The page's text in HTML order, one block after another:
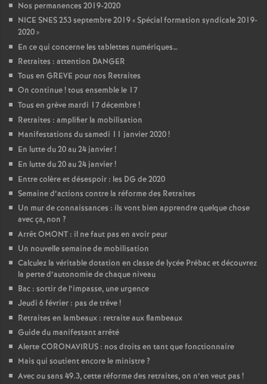
Nos permanences 2019-2020
NICE SNES 253 septembre 2019 «Spécial formation syndicale 2019-
2020»
En ce qui concerne les tablettes numériques…
Retraites : attention DANGER
Tous en GREVE pour nos Retraites
On continue! tous ensemble le 17
Tous en grève mardi 17 décembre!
Retraites : amplifier la mobilisation
Manifestations du samedi 11 janvier 2020!
En lutte du 20 au 24 janvier!
En lutte du 20 au 24 janvier!
Entre colère et désespoir : les DG de 2020
Semaine d’actions contre la réforme des Retraites
Un mur de connaissances : ils vont bien apprendre quelque chose
avec ça, non ?
Arrêt OMONT : il ne faut pas en avoir peur
Un nouvelle semaine de mobilisation
Calculez la véritable dotation en classe de lycée Prébac et découvrez
la perte d’autonomie de chaque niveau
Bac : sortir de l’impasse, une urgence
Jeudi 6 février : pas de trêve!
Retraites en lambeaux : retraite aux flambeaux
Guide du manifestant arrêté
Alerte CORONAVIRUS : nos droits en tant que fonctionnaire
Mais qui soutient encore le ministre?
Avec ou sans 49.3, cette réforme des retraites, on n’en veut pas !